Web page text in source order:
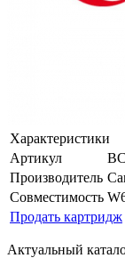
Характеристики
Артикул
Производитель
Совместимость
Продать картридж
Актуальный